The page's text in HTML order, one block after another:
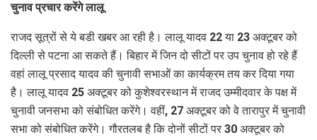
चुनाव प्रचार करेंगे लालू
राजद सूत्रों से ये बडी खबर आ रही है। लालू यादव 22 या 23 अक्टूबर को
दिल्ली से पटना आ सकते हैं। बिहार में जिन दो सीटों पर उप चुनाव हो रहे हैं
वहां लालू प्रसाद यादव की चुनावी सभाओं का कार्यक्रम तय कर दिया गया
है। लालू यादव 25 अक्टूबर को कुशेश्वरस्थान में राजद उम्मीदवार के पक्ष में
चुनावी जनसभा को संबोधित करेंगे। वहीं, 27 अक्टूबर को वे तारापुर में चुनावी
सभा को संबोधित करेंगे। गौरतलब है कि दोनों सीटों पर 30 अक्टूबर को